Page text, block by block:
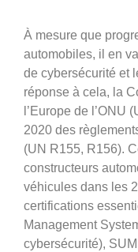
À mesure que
automobiles, il en
de cybersécurité et
réponse à cela, la
l’Europe de l’ONU
2020 des
(UN R155, R156).
constructeurs
véhicules dans les
certifications
Management
cybersécurité),